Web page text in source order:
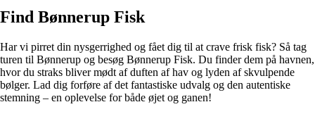
Find Bønnerup Fisk
Har vi pirret din nysgerrighed og fået dig til at crave frisk fisk? Så tag
turen til Bønnerup og besøg Bønnerup Fisk. Du finder dem på havnen,
hvor du straks bliver mødt af duften af hav og lyden af skvulpende
bølger. Lad dig forføre af det fantastiske udvalg og den autentiske
stemning – en oplevelse for både øjet og ganen!